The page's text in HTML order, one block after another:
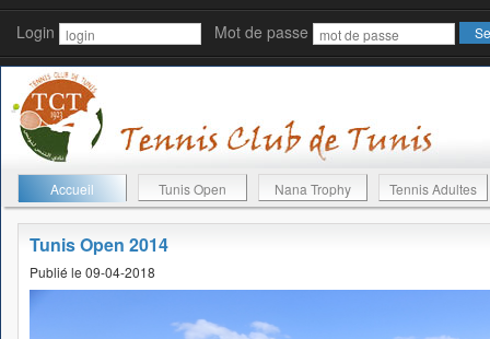
Login Mot de passe
Accueil Tunis Open Nana Trophy Tennis Adultes
Tunis Open 2014
Publié le 09-04-2018